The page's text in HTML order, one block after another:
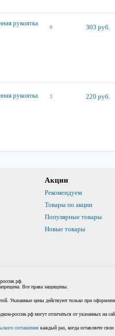
рукоятка
0 303 руб.
рукоятка
3 220 руб.
Акции
Рекомендуем
Товары по акции
Популярные товары
Новые товары
Все права защищены.
Указанные цены действуют только при
россия.рф могут отличаться от указанных на
соглашения каждый раз, когда оставляете